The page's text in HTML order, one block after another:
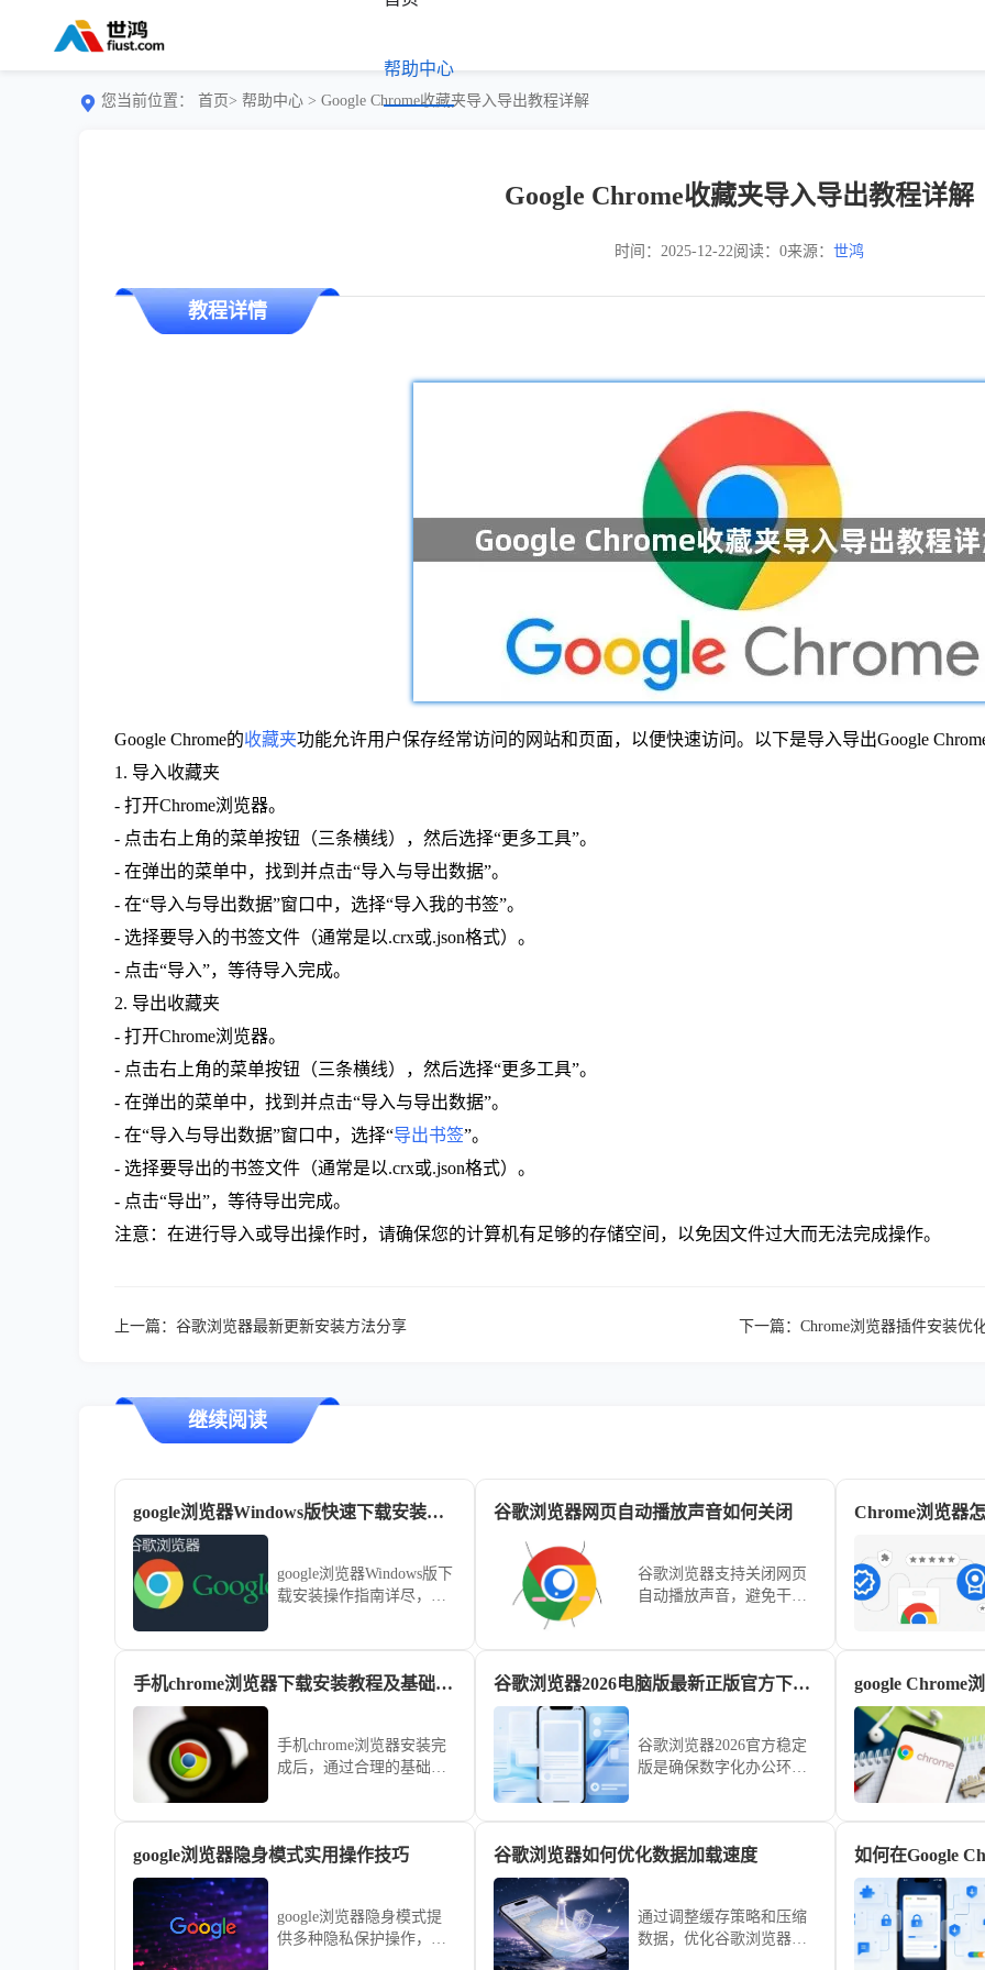
帮助中心
您当前位置： 首页> 帮助中心 > Google Chrome收藏夹导入导出教程详解
Google Chrome收藏夹导入导出教程详解
时间：2025-12-22阅读：0来源： 世鸿
教程详情
Google Chrome的收藏夹功能允许用户保存经常访问的网站和页面，以便快速访问。以下是导入导出Google
1. 导入收藏夹
- 打开Chrome浏览器。
- 点击右上角的菜单按钮（三条横线），然后选择“更多工具”。
- 在弹出的菜单中，找到并点击“导入与导出数据”。
- 在“导入与导出数据”窗口中，选择“导入我的书签”。
- 选择要导入的书签文件（通常是以.crx或.json格式）。
- 点击“导入”，等待导入完成。
2. 导出收藏夹
- 打开Chrome浏览器。
- 点击右上角的菜单按钮（三条横线），然后选择“更多工具”。
- 在弹出的菜单中，找到并点击“导入与导出数据”。
- 在“导入与导出数据”窗口中，选择“导出书签”。
- 选择要导出的书签文件（通常是以.crx或.json格式）。
- 点击“导出”，等待导出完成。
注意：在进行导入或导出操作时，请确保您的计算机有足够的存储空间，以免因文件过大而无法完成操作。
上一篇： 谷歌浏览器最新更新安装方法分享 下一篇： Chrome浏览器插件安装优
继续阅读
google浏览器Windows版快速下载安装操作指南
google浏览器Windows版下
载安装操作指南详尽，方
顺畅高效使用。
谷歌浏览器网页自动播放声音如何关闭
谷歌浏览器支持关闭网页
自动播放声音，避免干
手机chrome浏览器下载安装教程及基础设置
手机chrome浏览器安装完
成后，通过合理的基础设
谷歌浏览器2026电脑版最新正版官方下载安装教程
谷歌浏览器2026官方稳定
版是确保数字化办公环境
环境搭建，获取全链路的
google浏览器隐身模式实用操作技巧
google浏览器隐身模式提
供多种隐私保护操作，本
谷歌浏览器如何优化数据加载速度
通过调整缓存策略和压缩
数据，优化谷歌浏览器的